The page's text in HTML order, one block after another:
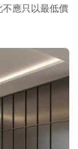
應只以最低價